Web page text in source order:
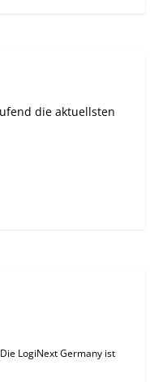
die aktuellsten
LogiNext Germany ist